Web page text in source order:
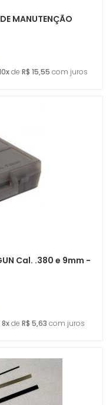
MANUTENÇÃO
de R$ 15,55 com juros
Cal. .380 e 9mm -
8xde R$ 5,63 com juros